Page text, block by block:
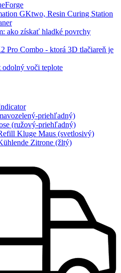
GKtwo, Resin Curing Station
ako získať hladké povrchy
Pro Combo - ktorá 3D tlačiareň je
voči teplote
priehľadný)
(ružový-priehľadný)
Kluge Maus (svetlosivý)
Zitrone (žltý)